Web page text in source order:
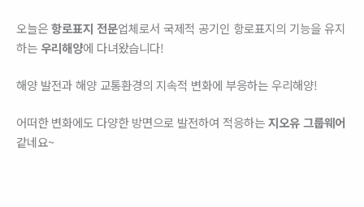
오늘은항로표지 전문업체로서 국제적 공기인 항로표지의 기능을 유지
하는 우리해양에 다녀왔습니다!
해양 발전과 해양 교통환경의 지속적 변화에 부응하는 우리해양!
어떠한 변화에도 다양한 방면으로 발전하여 적응하는지오유 그룹웨어
같네요~